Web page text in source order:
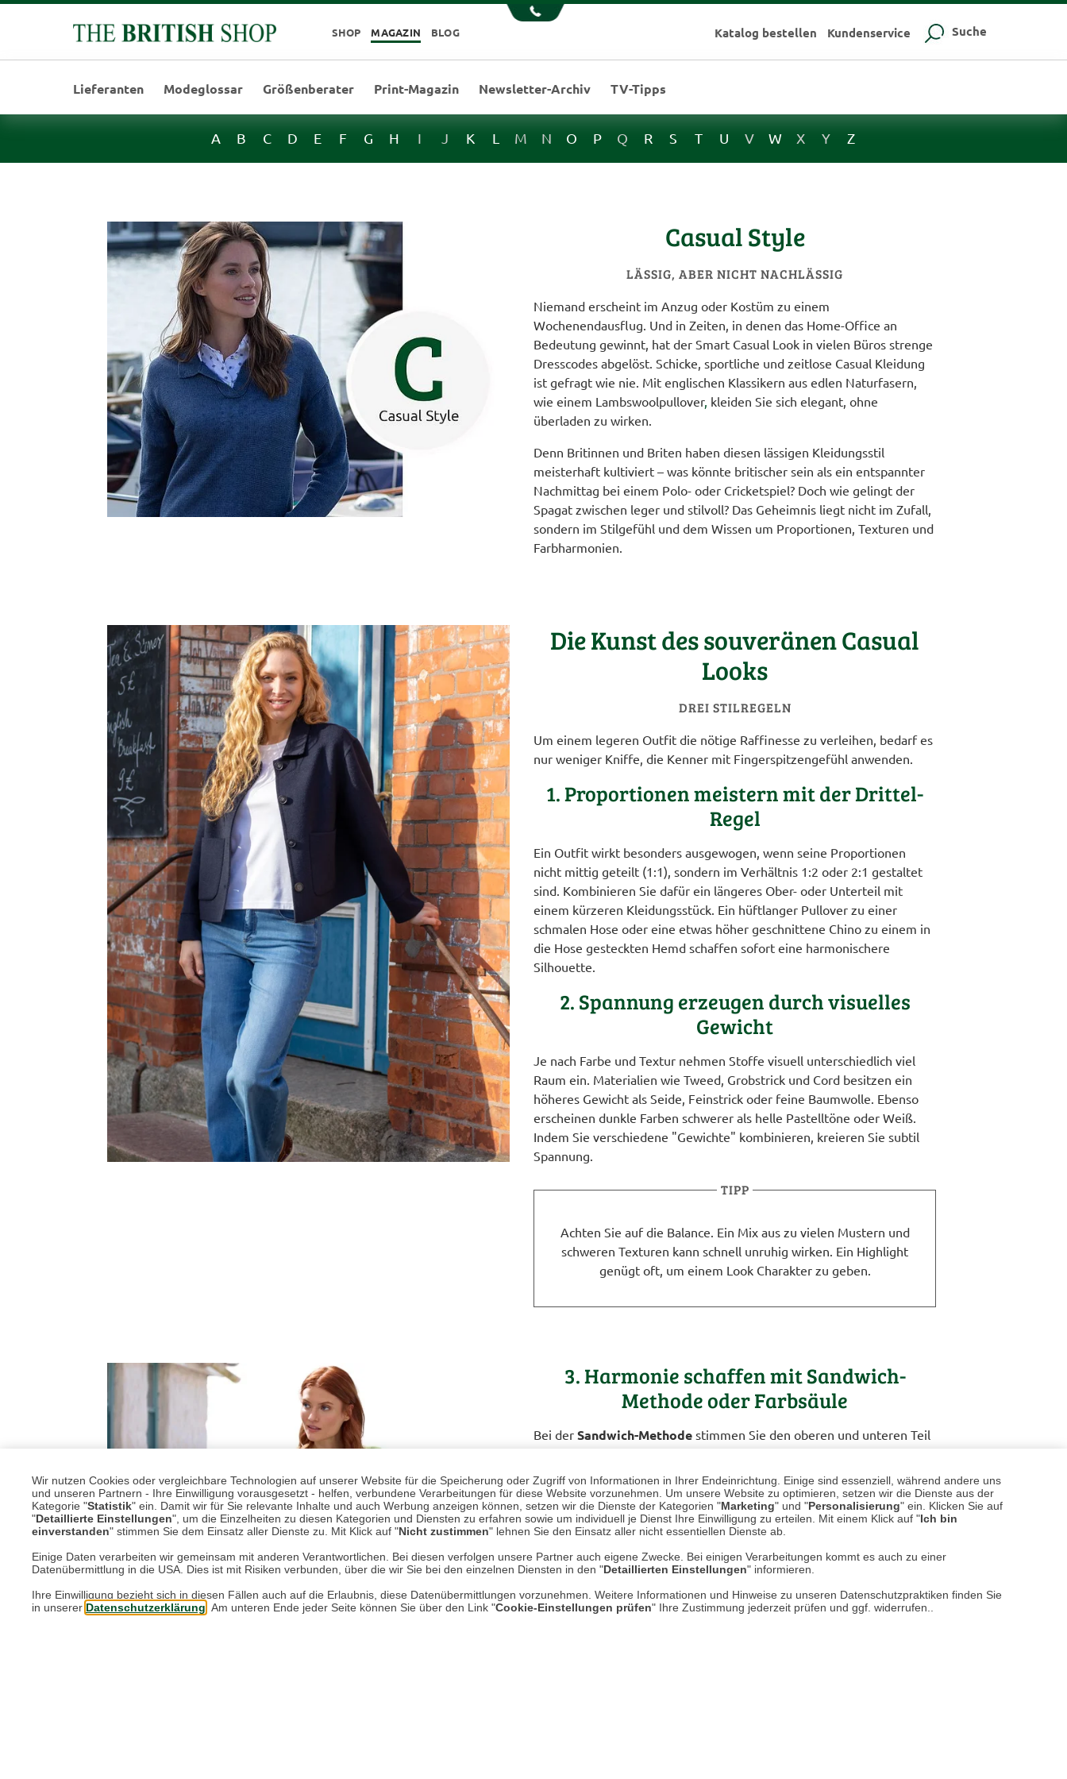
Wir nutzen Cookies oder vergleichbare Technologien auf unserer Website für die Speicherung oder Zugriff von Informationen in Ihrer Endeinrichtung. Einige sind essenziell, während andere uns
und unseren Partnern - Ihre Einwilligung vorausgesetzt - helfen, verbundene Verarbeitungen für diese Website vorzunehmen. Um unsere Website zu optimieren, setzen wir die Dienste aus der
Kategorie "Statistik" ein. Damit wir für Sie relevante Inhalte und auch Werbung anzeigen können, setzen wir die Dienste der Kategorien "Marketing" und "Personalisierung" ein. Klicken Sie auf
"Detaillierte Einstellungen", um die Einzelheiten zu diesen Kategorien und Diensten zu erfahren sowie um individuell je Dienst Ihre Einwilligung zu erteilen. Mit einem Klick auf "Ich bin
einverstanden" stimmen Sie dem Einsatz aller Dienste zu. Mit Klick auf "Nicht zustimmen" lehnen Sie den Einsatz aller nicht essentiellen Dienste ab.
Einige Daten verarbeiten wir gemeinsam mit anderen Verantwortlichen. Bei diesen verfolgen unsere Partner auch eigene Zwecke. Bei einigen Verarbeitungen kommt es auch zu einer
Datenübermittlung in die USA. Dies ist mit Risiken verbunden, über die wir Sie bei den einzelnen Diensten in den "Detaillierten Einstellungen" informieren.
Ihre Einwilligung bezieht sich in diesen Fällen auch auf die Erlaubnis, diese Datenübermittlungen vorzunehmen. Weitere Informationen und Hinweise zu unseren Datenschutzpraktiken finden Sie
in unserer Datenschutzerklärung . Am unteren Ende jeder Seite können Sie über den Link "Cookie-Einstellungen prüfen" Ihre Zustimmung jederzeit prüfen und ggf. widerrufen..
SHOP MAGAZIN BLOG Katalog bestellen Kundenservice Suche
Lieferanten Modeglossar Größenberater Print-Magazin Newsletter-Archiv TV-Tipps
A B C D E F G H I J K L M N O P Q R S T U V W X Y Z
Casual Style
LÄSSIG, ABER NICHT NACHLÄSSIG
Niemand erscheint im Anzug oder Kostüm zu einem
Wochenendausflug. Und in Zeiten, in denen das Home-Office an
Bedeutung gewinnt, hat der Smart Casual Look in vielen Büros strenge
Dresscodes abgelöst. Schicke, sportliche und zeitlose Casual Kleidung
ist gefragt wie nie. Mit englischen Klassikern aus edlen Naturfasern,
wie einem Lambswoolpullover, kleiden Sie sich elegant, ohne
überladen zu wirken.
Denn Britinnen und Briten haben diesen lässigen Kleidungsstil
meisterhaft kultiviert – was könnte britischer sein als ein entspannter
Nachmittag bei einem Polo- oder Cricketspiel? Doch wie gelingt der
Spagat zwischen leger und stilvoll? Das Geheimnis liegt nicht im Zufall,
sondern im Stilgefühl und dem Wissen um Proportionen, Texturen und
Farbharmonien.
Die Kunst des souveränen Casual
Looks
DREI STILREGELN
Um einem legeren Outfit die nötige Raffinesse zu verleihen, bedarf es
nur weniger Kniffe, die Kenner mit Fingerspitzengefühl anwenden.
1. Proportionen meistern mit der Drittel-
Regel
Ein Outfit wirkt besonders ausgewogen, wenn seine Proportionen
nicht mittig geteilt (1:1), sondern im Verhältnis 1:2 oder 2:1 gestaltet
sind. Kombinieren Sie dafür ein längeres Ober- oder Unterteil mit
einem kürzeren Kleidungsstück. Ein hüftlanger Pullover zu einer
schmalen Hose oder eine etwas höher geschnittene Chino zu einem in
die Hose gesteckten Hemd schaffen sofort eine harmonischere
Silhouette.
2. Spannung erzeugen durch visuelles
Gewicht
Je nach Farbe und Textur nehmen Stoffe visuell unterschiedlich viel
Raum ein. Materialien wie Tweed, Grobstrick und Cord besitzen ein
höheres Gewicht als Seide, Feinstrick oder feine Baumwolle. Ebenso
erscheinen dunkle Farben schwerer als helle Pastelltöne oder Weiß.
Indem Sie verschiedene "Gewichte" kombinieren, kreieren Sie subtil
Spannung.
TIPP
Achten Sie auf die Balance. Ein Mix aus zu vielen Mustern und
schweren Texturen kann schnell unruhig wirken. Ein Highlight
genügt oft, um einem Look Charakter zu geben.
3. Harmonie schaffen mit Sandwich-
Methode oder Farbsäule
Bei der Sandwich-Methode stimmen Sie den oberen und unteren Teil
Mitte einen gezielten Kontrast. So wird das kontrastierende Element
elegant eingerahmt. Denken Sie an schwere Schnürstiefel und einen
Grobstrickpullover, die eine leichte Chino umfassen. Oder an einen
feinen Lambswoolpullover, getragen zwischen einem Tweedblazer und
einer Cordhose.
kreieren Sie ein monochromes Outfit, indem Sie eine einzige Farbe